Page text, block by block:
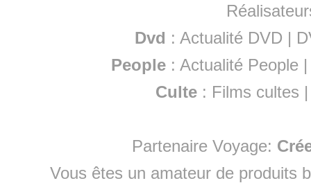
Dvd : Actualité DVD |
People :Actualité People
Culte : Films cultes
Partenaire Voyage:
Vous êtes un amateur de produits